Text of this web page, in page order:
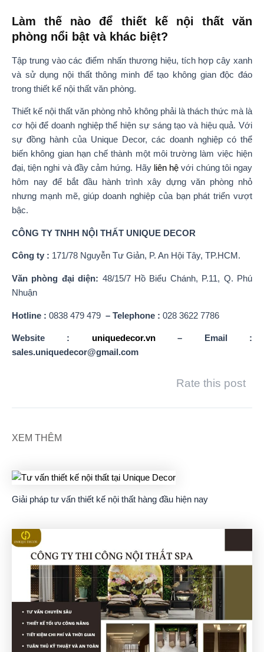
Làm thế nào để thiết kế nội thất văn
phòng nổi bật và khác biệt?
Tập trung vào các điểm nhấn thương hiệu, tích hợp cây xanh
và sử dụng nội thất thông minh để tạo không gian độc đáo
trong thiết kế nội thất văn phòng.
Thiết kế nội thất văn phòng nhỏ không phải là thách thức mà là
cơ hội để doanh nghiệp thể hiện sự sáng tạo và hiệu quả. Với
sự đồng hành của Unique Decor, các doanh nghiệp có thể
biến không gian hạn chế thành một môi trường làm việc hiện
đại, tiện nghi và đầy cảm hứng. Hãy liên hệ với chúng tôi ngay
hôm nay để bắt đầu hành trình xây dựng văn phòng nhỏ
nhưng mạnh mẽ, giúp doanh nghiệp của bạn phát triển vượt
bậc.
CÔNG TY TNHH NỘI THẤT UNIQUE DECOR
Công ty : 171/78 Nguyễn Tư Giản, P. An Hội Tây, TP.HCM.
Văn phòng đại diện: 48/15/7 Hồ Biểu Chánh, P.11, Q. Phú
Nhuận
Hotline : 0838 479 479 – Telephone : 028 3622 7786
Website : uniquedecor.vn– Email :
sales.uniquedecor@gmail.com
Rate this post
XEM THÊM
Giải pháp tư vấn thiết kế nội thất hàng đầu hiện nay